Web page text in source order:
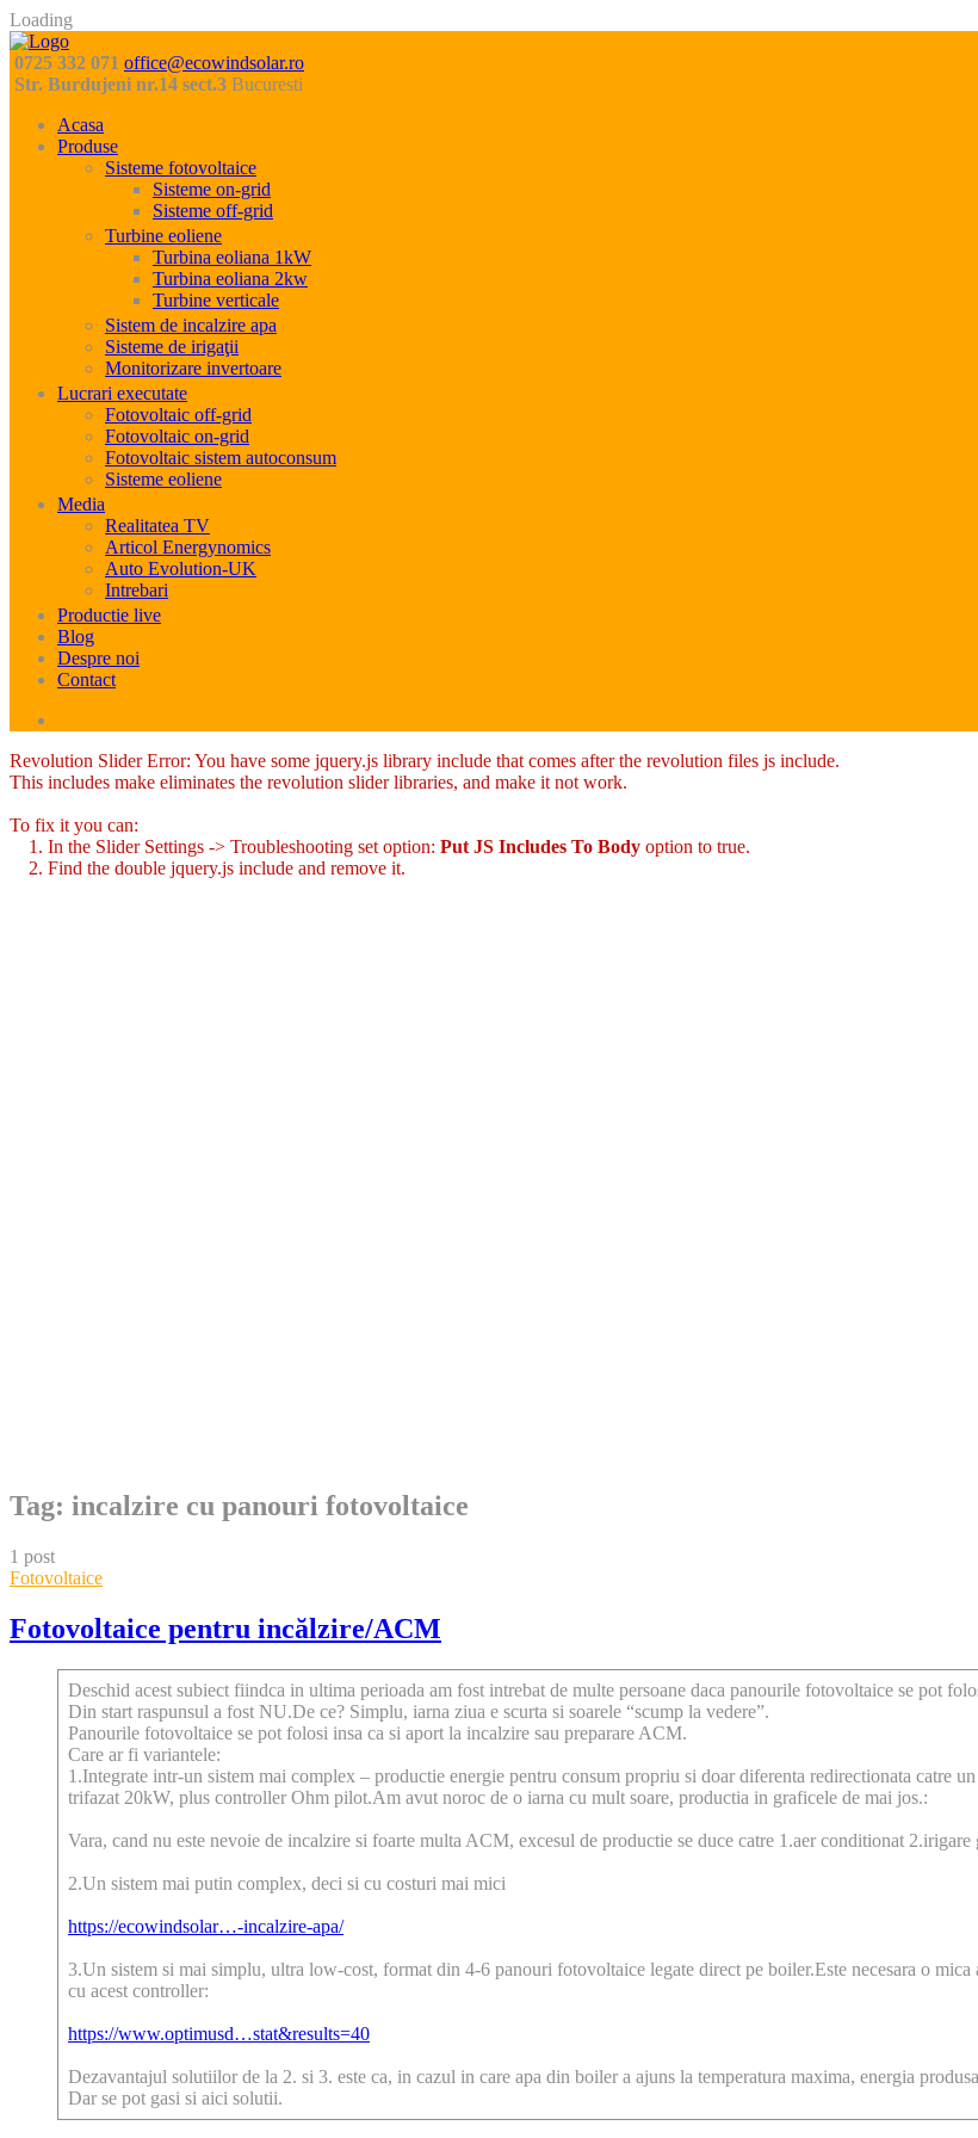
Loading
0725 332 071 office@ecowindsolar.ro
Str. Burdujeni nr.14 sect.3 Bucuresti
Acasa
Produse
Sisteme fotovoltaice
Sisteme on-grid
Sisteme off-grid
Turbine eoliene
Turbina eoliana 1kW
Turbina eoliana 2kw
Turbine verticale
Sistem de incalzire apa
Sisteme de irigaţii
Monitorizare invertoare
Lucrari executate
Fotovoltaic off-grid
Fotovoltaic on-grid
Fotovoltaic sistem autoconsum
Sisteme eoliene
Media
Realitatea TV
Articol Energynomics
Auto Evolution-UK
Intrebari
Productie live
Blog
Despre noi
Contact
Revolution Slider Error: You have some jquery.js library include that comes after the revolution files js include.
This includes make eliminates the revolution slider libraries, and make it not work.
To fix it you can:
1. In the Slider Settings -> Troubleshooting set option: Put JS Includes To Body option to true.
2. Find the double jquery.js include and remove it.
Skip
to
Tag: incalzire cu panouri fotovoltaice
1 post
Fotovoltaice
Fotovoltaice pentru incălzire/ACM
Deschid acest subiect fiindca in ultima perioada am fost intrebat de multe persoane daca panourile fotovoltaice se pot
Din start raspunsul a fost NU.De ce? Simplu, iarna ziua e scurta si soarele “scump la vedere”.
Panourile fotovoltaice se pot folosi insa ca si aport la incalzire sau preparare ACM.
Care ar fi variantele:
1.Integrate intr-un sistem mai complex – productie energie pentru consum propriu si doar diferenta redirectionata catre
trifazat 20kW, plus controller Ohm pilot.Am avut noroc de o iarna cu mult soare, productia in graficele de mai jos.:
Vara, cand nu este nevoie de incalzire si foarte multa ACM, excesul de productie se duce catre 1.aer conditionat
2.Un sistem mai putin complex, deci si cu costuri mai mici
https://ecowindsolar…-incalzire-apa/
3.Un sistem si mai simplu, ultra low-cost, format din 4-6 panouri fotovoltaice legate direct pe boiler.Este necesara o
cu acest controller:
https://www.optimusd…stat&results=40
Dezavantajul solutiilor de la 2. si 3. este ca, in cazul in care apa din boiler a ajuns la temperatura maxima, energia
Dar se pot gasi si aici solutii.